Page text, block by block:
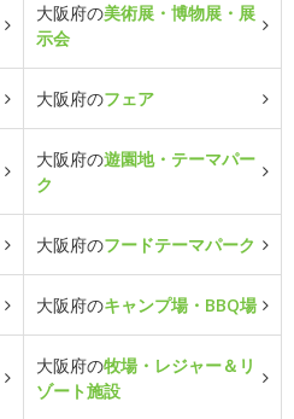
大阪府の美術展・博物展・展
示会
大阪府のフェア
大阪府の遊園地・テーマパー
ク
大阪府のフードテーマパーク
大阪府のキャンプ場・BBQ場
大阪府の牧場・レジャー＆リ
ゾート施設